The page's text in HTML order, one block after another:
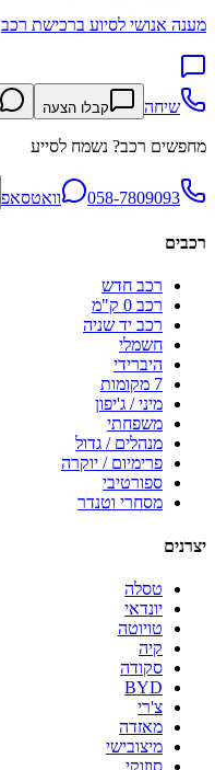
מענה אנושי לסיוע ברכישת רכב
שיחה קבלו הצעה
מחפשים רכב? נשמח לסייע
058-7809093 וואטסאפ
רכבים
רכב חדש
רכב 0 ק"מ
רכב יד שניה
חשמלי
היברידי
7 מקומות
מיני / ג'יפון
משפחתי
מנהלים / גדול
פרימיום / יוקרה
ספורטיבי
מסחרי וטנדר
יצרנים
טסלה
יונדאי
טויוטה
קיה
סקודה
BYD
צ'רי
מאזדה
מיצובישי
סוזוקי